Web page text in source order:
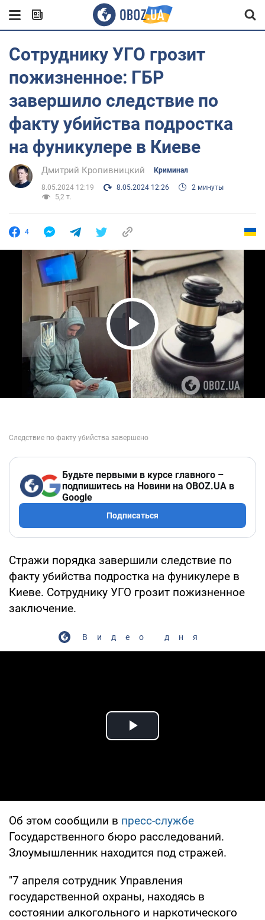
Сотруднику УГО грозит
пожизненное: ГБР
завершило следствие по
факту убийства подростка
на фуникулере в Киеве
Дмитрий Кропивницкий Криминал
8.05.2024 12:19 8.05.2024 12:26
2 минуты
5,2 т.
4
Play Video
Будьте первыми в курсе главного –
подпишитесь на Новини на OBOZ.UA в
Google
Подписаться
Стражи порядка завершили следствие по
факту убийства подростка на фуникулере в
Киеве. Сотруднику УГО грозит пожизненное
заключение.
Видео дня
Play Video
Об этом сообщили в пресс-службе
Государственного бюро расследований.
Злоумышленник находится под стражей.
"7 апреля сотрудник Управления
государственной охраны, находясь в
состоянии алкогольного и наркотического